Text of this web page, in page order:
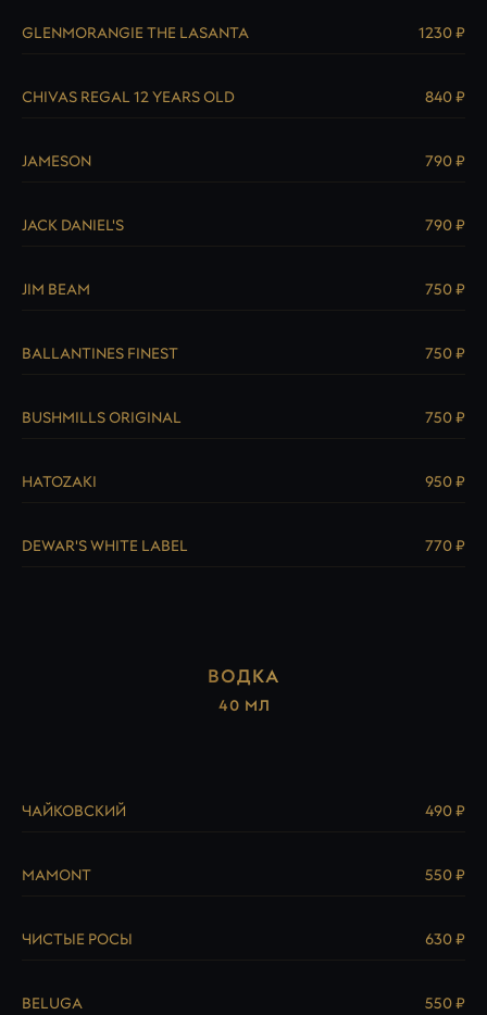
GLENMORANGIE THE LASANTA 1230 ₽
CHIVAS REGAL 12 YEARS OLD 840 ₽
JAMESON 790 ₽
JACK DANIEL'S 790 ₽
JIM BEAM 750 ₽
BALLANTINES FINEST 750 ₽
BUSHMILLS ORIGINAL 750 ₽
HATOZAKI 950 ₽
DEWAR'S WHITE LABEL 770 ₽
ВОДКА
40 МЛ
ЧАЙКОВСКИЙ 490 ₽
MAMONT 550 ₽
ЧИСТЫЕ РОСЫ 630 ₽
BELUGA 550 ₽